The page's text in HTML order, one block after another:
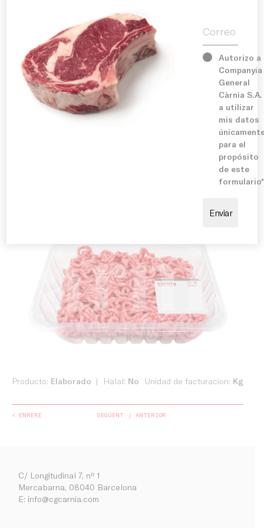
Història
Serveis
Instal·lacions
productes d’alta rotació i gran acceptació.
Sugerencia de cocinado:
Ideal per preparar mandonguilles, hamburgueses,
farcits, canelons, lasanyes, empanades o receptes
Producto: Elaborado Halal: No Unidad de facturacion: Kg
< ENRERE SEGÜENT ANTERIOR
C/ Longitudinal 7, nº 1
Mercabarna, 08040 Barcelona
E: info@cgcarnia.com
Autorizo a
Companyia
General
Càrnia S.A.
a utilizar
mis datos
para el
propósito
de este
formulario*